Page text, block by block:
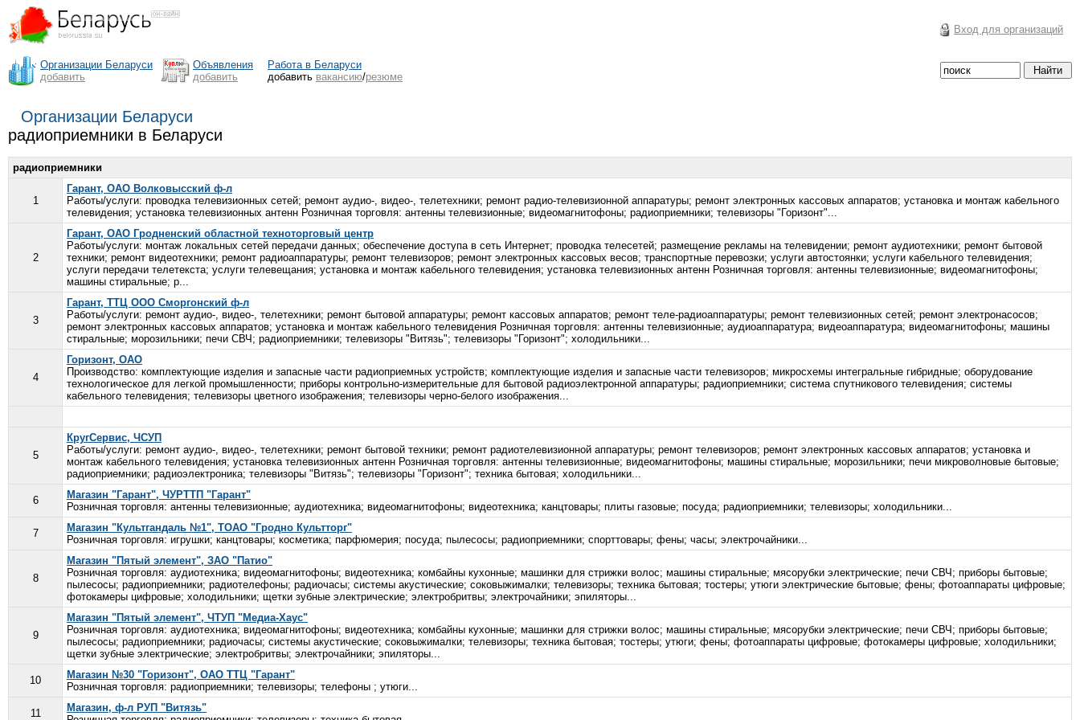
Вход для организаций
Организации Беларуси
добавить
Объявления
добавить
Работа в Беларуси
добавить вакансию/резюме
Организации Беларуси
радиоприемники в Беларуси
радиоприемники
1
Гарант, ОАО Волковысский ф-л
Работы/услуги: проводка телевизионных сетей; ремонт аудио-, видео-, телетехники; ремонт радио-телевизионной аппаратуры; ремонт электронных кассовых аппаратов; установка и монтаж кабельного
телевидения; установка телевизионных антенн Розничная торговля: антенны телевизионные; видеомагнитофоны; радиоприемники; телевизоры "Горизонт"...
2
Гарант, ОАО Гродненский областной техноторговый центр
Работы/услуги: монтаж локальных сетей передачи данных; обеспечение доступа в сеть Интернет; проводка телесетей; размещение рекламы на телевидении; ремонт аудиотехники; ремонт бытовой
техники; ремонт видеотехники; ремонт радиоаппаратуры; ремонт телевизоров; ремонт электронных кассовых весов; транспортные перевозки; услуги автостоянки; услуги кабельного телевидения;
услуги передачи телетекста; услуги телевещания; установка и монтаж кабельного телевидения; установка телевизионных антенн Розничная торговля: антенны телевизионные; видеомагнитофоны;
машины стиральные; р...
3
Гарант, ТТЦ ООО Сморгонский ф-л
Работы/услуги: ремонт аудио-, видео-, телетехники; ремонт бытовой аппаратуры; ремонт кассовых аппаратов; ремонт теле-радиоаппаратуры; ремонт телевизионных сетей; ремонт электронасосов;
ремонт электронных кассовых аппаратов; установка и монтаж кабельного телевидения Розничная торговля: антенны телевизионные; аудиоаппаратура; видеоаппаратура; видеомагнитофоны; машины
стиральные; морозильники; печи СВЧ; радиоприемники; телевизоры "Витязь"; телевизоры "Горизонт"; холодильники...
4
Горизонт, ОАО
Производство: комплектующие изделия и запасные части радиоприемных устройств; комплектующие изделия и запасные части телевизоров; микросхемы интегральные гибридные; оборудование
технологическое для легкой промышленности; приборы контрольно-измерительные для бытовой радиоэлектронной аппаратуры; радиоприемники; система спутникового телевидения; системы
кабельного телевидения; телевизоры цветного изображения; телевизоры черно-белого изображения...
5
КругСервис, ЧСУП
Работы/услуги: ремонт аудио-, видео-, телетехники; ремонт бытовой техники; ремонт радиотелевизионной аппаратуры; ремонт телевизоров; ремонт электронных кассовых аппаратов; установка и
монтаж кабельного телевидения; установка телевизионных антенн Розничная торговля: антенны телевизионные; видеомагнитофоны; машины стиральные; морозильники; печи микроволновые бытовые;
радиоприемники; радиоэлектроника; телевизоры "Витязь"; телевизоры "Горизонт"; техника бытовая; холодильники...
6
Магазин "Гарант", ЧУРТТП "Гарант"
Розничная торговля: антенны телевизионные; аудиотехника; видеомагнитофоны; видеотехника; канцтовары; плиты газовые; посуда; радиоприемники; телевизоры; холодильники...
7
Магазин "Культгандаль №1", ТОАО "Гродно Культторг"
Розничная торговля: игрушки; канцтовары; косметика; парфюмерия; посуда; пылесосы; радиоприемники; спорттовары; фены; часы; электрочайники...
8
Магазин "Пятый элемент", ЗАО "Патио"
Розничная торговля: аудиотехника; видеомагнитофоны; видеотехника; комбайны кухонные; машинки для стрижки волос; машины стиральные; мясорубки электрические; печи СВЧ; приборы бытовые;
пылесосы; радиоприемники; радиотелефоны; радиочасы; системы акустические; соковыжималки; телевизоры; техника бытовая; тостеры; утюги электрические бытовые; фены; фотоаппараты цифровые;
фотокамеры цифровые; холодильники; щетки зубные электрические; электробритвы; электрочайники; эпиляторы...
9
Магазин "Пятый элемент", ЧТУП "Медиа-Хаус"
Розничная торговля: аудиотехника; видеомагнитофоны; видеотехника; комбайны кухонные; машинки для стрижки волос; машины стиральные; мясорубки электрические; печи СВЧ; приборы бытовые;
пылесосы; радиоприемники; радиочасы; системы акустические; соковыжималки; телевизоры; техника бытовая; тостеры; утюги; фены; фотоаппараты цифровые; фотокамеры цифровые; холодильники;
щетки зубные электрические; электробритвы; электрочайники; эпиляторы...
10
Магазин №30 "Горизонт", ОАО ТТЦ "Гарант"
Розничная торговля: радиоприемники; телевизоры; телефоны ; утюги...
11
Магазин, ф-л РУП "Витязь"